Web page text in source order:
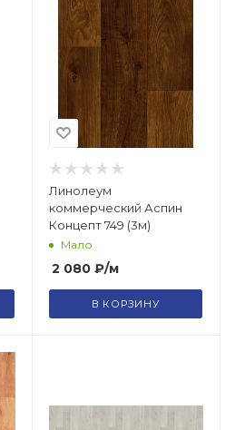
Линолеум
коммерческий Аспин
Концепт 749 (3м)
Мало
2 080₽/м
В КОРЗИНУ